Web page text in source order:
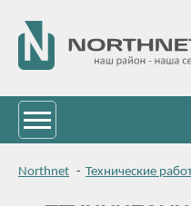
Northnet - Технические